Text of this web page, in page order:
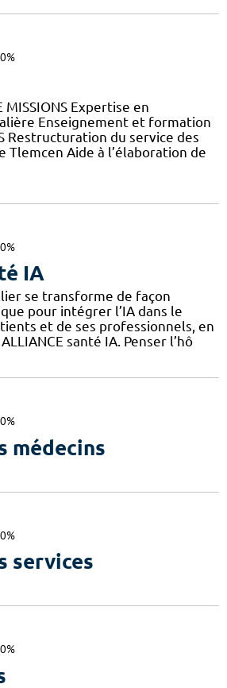
MISSIONS Expertise en
Enseignement et formation
Restructuration du service des
Tlemcen Aide à l’élaboration de
IA
se transforme de façon
pour intégrer l’IA dans le
et de ses professionnels, en
santé IA. Penser l’hô
médecins
services